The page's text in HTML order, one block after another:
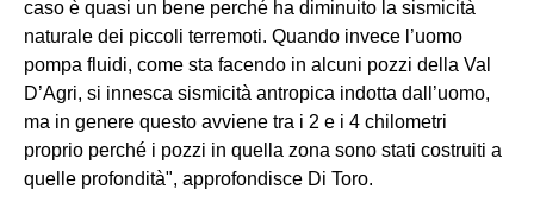
caso è quasi un bene perché ha diminuito la sismicità
naturale dei piccoli terremoti. Quando invece l’uomo
pompa fluidi, come sta facendo in alcuni pozzi della Val
D’Agri, si innesca sismicità antropica indotta dall’uomo,
ma in genere questo avviene tra i 2 e i 4 chilometri
proprio perché i pozzi in quella zona sono stati costruiti a
quelle profondità", approfondisce Di Toro.